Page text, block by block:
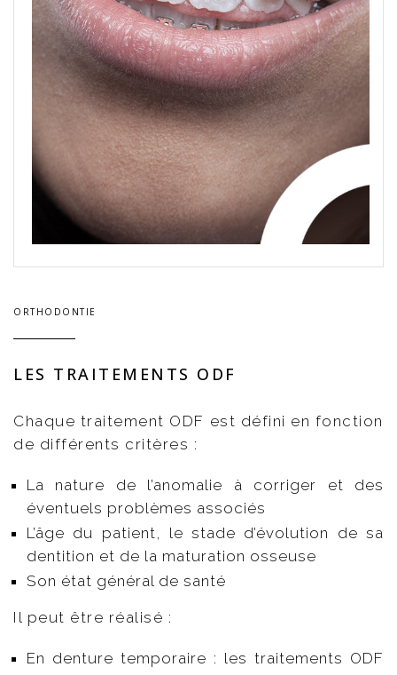
ORTHODONTIE
LES TRAITEMENTS ODF
Chaque traitement ODF est défini en fonction
de différents critères :
La nature de l’anomalie à corriger et des
éventuels problèmes associés
L’âge du patient, le stade d’évolution de sa
dentition et de la maturation osseuse
Son état général de santé
Il peut être réalisé :
En denture temporaire : les traitements ODF